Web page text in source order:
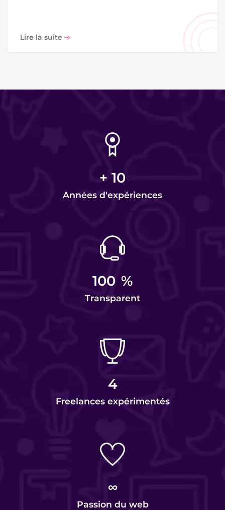
Lire la suite
+ 10
Années d'expériences
100 %
Transparent
4
Freelances expérimentés
∞
Passion du web